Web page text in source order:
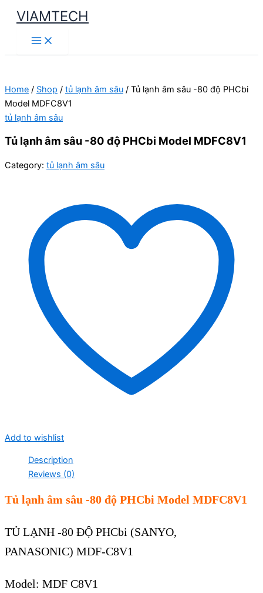
Skip
content
VIAMTECH
Main
Menu
Home / Shop / tủ lạnh âm sâu / Tủ lạnh âm sâu -80 độ PHCbi
Model MDFC8V1
tủ lạnh âm sâu
Tủ lạnh âm sâu -80 độ PHCbi Model MDFC8V1
Category: tủ lạnh âm sâu
Add to wishlist
Description
Reviews (0)
Tủ lạnh âm sâu -80 độ PHCbi Model MDFC8V1
TỦ LẠNH -80 ĐỘ PHCbi (SANYO,
PANASONIC) MDF-C8V1
Model: MDF C8V1